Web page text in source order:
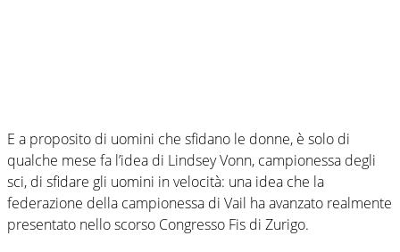
E a proposito di uomini che sfidano le donne, è solo di
qualche mese fa l’idea di Lindsey Vonn, campionessa degli
sci, di sfidare gli uomini in velocità: una idea che la
federazione della campionessa di Vail ha avanzato realmente
presentato nello scorso Congresso Fis di Zurigo.